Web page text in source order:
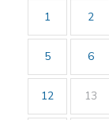
1
2
5 6
12 13